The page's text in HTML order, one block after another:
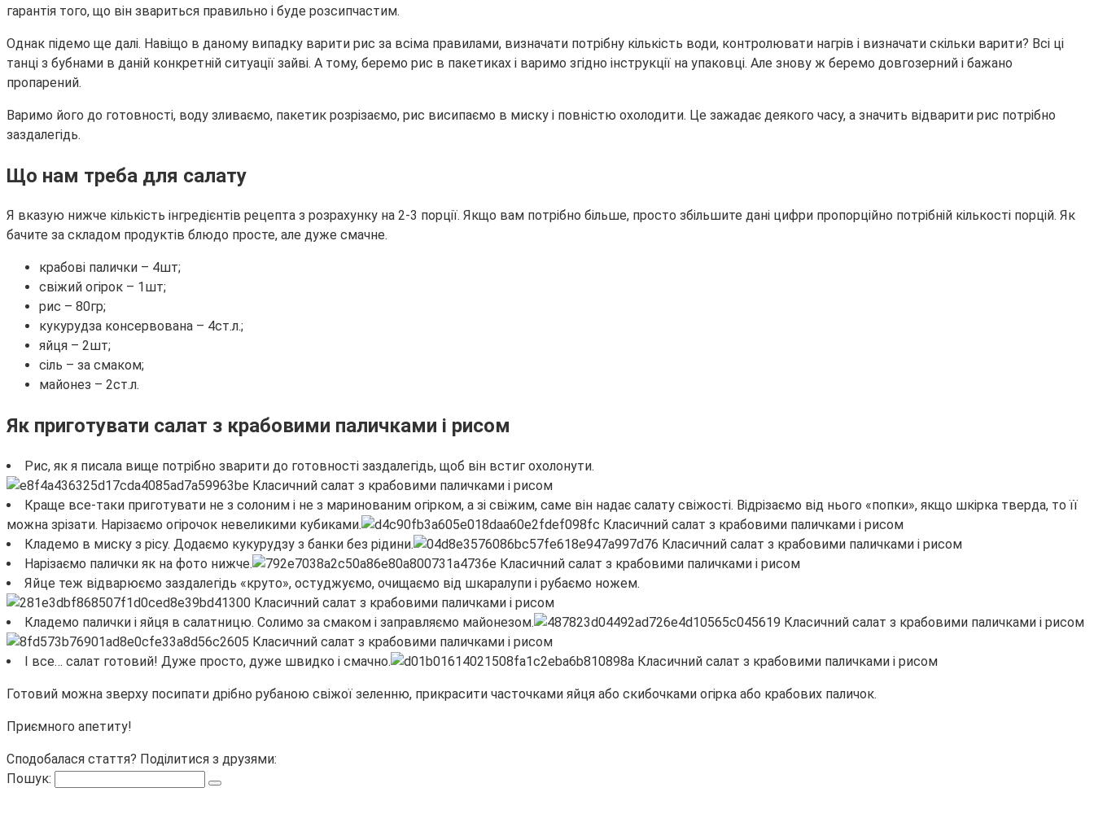
гарантія того, що він звариться правильно і буде розсипчастим.
Однак підемо ще далі. Навіщо в даному випадку варити рис за всіма правилами, визначати потрібну кількість води, контролювати нагрів і визначати скільки варити? Всі ці
танці з бубнами в даній конкретній ситуації зайві. А тому, беремо рис в пакетиках і варимо згідно інструкції на упаковці. Але знову ж беремо довгозерний і бажано
пропарений.
Варимо його до готовності, воду зливаємо, пакетик розрізаємо, рис висипаємо в миску і повністю охолодити. Це зажадає деякого часу, а значить відварити рис потрібно
заздалегідь.
Що нам треба для салату
Я вказую нижче кількість інгредієнтів рецепта з розрахунку на 2-3 порції. Якщо вам потрібно більше, просто збільшите дані цифри пропорційно потрібній кількості порцій. Як
бачите за складом продуктів блюдо просте, але дуже смачне.
крабові палички – 4шт;
свіжий огірок – 1шт;
рис – 80гр;
кукурудза консервована – 4ст.л.;
яйця – 2шт;
сіль – за смаком;
майонез – 2ст.л.
Як приготувати салат з крабовими паличками і рисом
Рис, як я писала вище потрібно зварити до готовності заздалегідь, щоб він встиг охолонути.
Краще все-таки приготувати не з солоним і не з маринованим огірком, а зі свіжим, саме він надає салату свіжості. Відрізаємо від нього «попки», якщо шкірка тверда, то її
можна зрізати. Нарізаємо огірочок невеликими кубиками.
Кладемо в миску з рісу. Додаємо кукурудзу з банки без рідини.
Нарізаємо палички як на фото нижче.
Яйце теж відварюємо заздалегідь «круто», остуджуємо, очищаємо від шкаралупи і рубаємо ножем.
Кладемо палички і яйця в салатницю. Солимо за смаком і заправляємо майонезом.
І все… салат готовий! Дуже просто, дуже швидко і смачно.
Готовий можна зверху посипати дрібно рубаною свіжої зеленню, прикрасити часточками яйця або скибочками огірка або крабових паличок.
Приємного апетиту!
Сподобалася стаття? Поділитися з друзями:
Пошук: